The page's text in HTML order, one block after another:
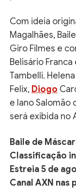
Com ideia
Magalhães,
Giro Filmes e
Belisário
Tambelli.
Felix, Diogo
e Iano Salomão
será exibida no
Baile de
Classificação
Estreia 5 de
Canal AXN